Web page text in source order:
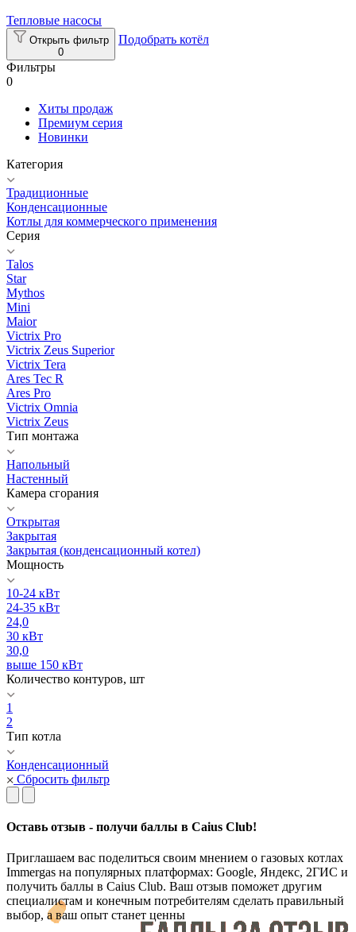
Тепловые насосы
Открыть фильтр
0
Подобрать котёл
Фильтры
0
Хиты продаж
Премиум серия
Новинки
Категория
Традиционные
Конденсационные
Котлы для коммерческого применения
Серия
Talos
Star
Mythos
Mini
Maior
Victrix Pro
Victrix Zeus Superior
Victrix Tera
Ares Tec R
Ares Pro
Victrix Omnia
Victrix Zeus
Тип монтажа
Напольный
Настенный
Камера сгорания
Открытая
Закрытая
Закрытая (конденсационный котел)
Мощность
10-24 кВт
24-35 кВт
24,0
30 кВт
30,0
выше 150 кВт
Количество контуров, шт
1
2
Тип котла
Конденсационный
Сбросить фильтр
Оставь отзыв - получи баллы в Caius Club!
Приглашаем вас поделиться своим мнением о газовых котлах
Immergas на популярных платформах: Google, Яндекс, 2ГИС и
получить баллы в Caius Club. Ваш отзыв поможет другим
специалистам и конечным потребителям сделать правильный
выбор, а ваш опыт станет ценны